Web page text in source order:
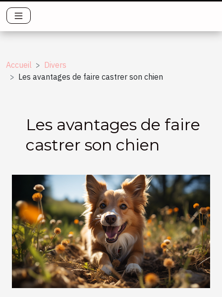
Accueil
Divers
Les avantages de faire castrer son chien
Les avantages de faire
castrer son chien